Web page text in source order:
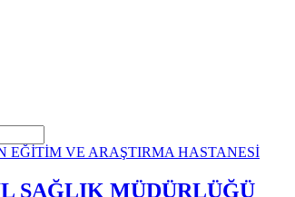
SAĞLIK MÜDÜRLÜĞÜ